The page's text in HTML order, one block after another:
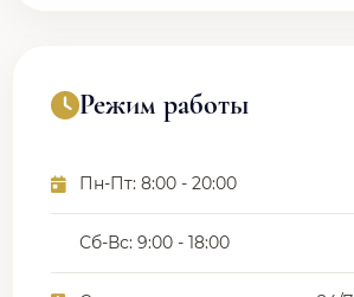
Режим работы
Пн-Пт: 8:00 - 20:00
Сб-Вс: 9:00 - 18:00